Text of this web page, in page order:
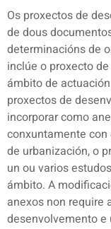
Os proxectos de
de dous
determinacións de
inclúe o proxecto
ámbito de
proxectos de
incorporar como
conxuntamente
de urbanización, o
un ou varios
ámbito. A
anexos non require
desenvolvemento e